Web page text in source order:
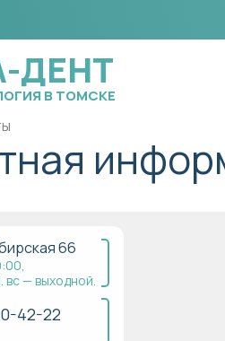
ДЕНТ
В ТОМСКЕ
66
— выходной.
42-22